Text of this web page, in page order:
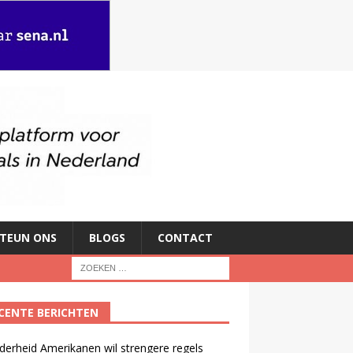
ONS BLOGS CONTACT
BERICHTEN
Amerikanen wil strengere regels